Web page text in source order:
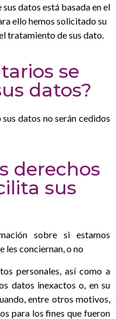
datos está basada en el
ello hemos solicitado su
tratamiento de sus dato.
se
datos?
datos no serán cedidos
derechos
sus
sobre si estamos
les conciernan, o no
personales, así como a
datos inexactos o, en su
entre otros motivos,
para los fines que fueron